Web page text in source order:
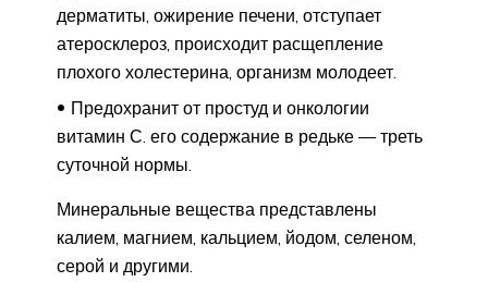
дерматиты, ожирение печени, отступает
атеросклероз, происходит расщепление
плохого холестерина, организм молодеет.
Предохранит от простуд и онкологии
витамин С. его содержание в редьке — треть
суточной нормы.
Минеральные вещества представлены
калием, магнием, кальцием, йодом, селеном,
серой и другими.